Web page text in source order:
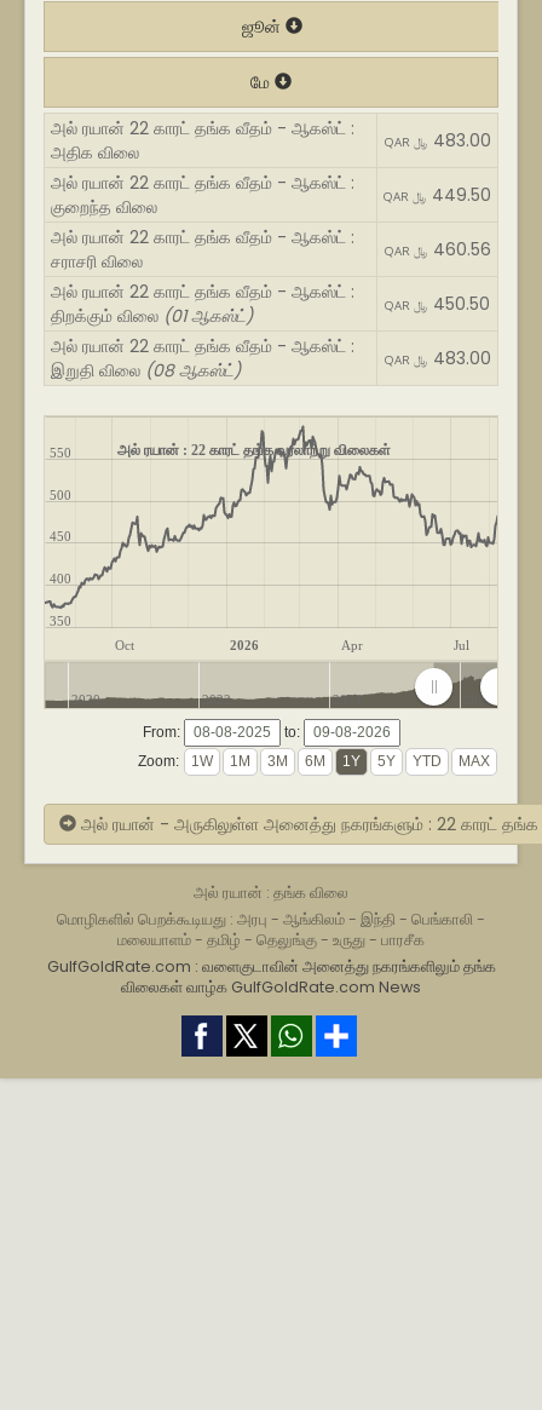
ஜூன்
மே
அல் ரயான் 22 காரட் தங்க வீதம் - ஆகஸ்ட் :
அதிக விலை
QAR ﷼ 483.00
அல் ரயான் 22 காரட் தங்க வீதம் - ஆகஸ்ட் :
குறைந்த விலை
QAR ﷼ 449.50
அல் ரயான் 22 காரட் தங்க வீதம் - ஆகஸ்ட் :
சராசரி விலை
QAR ﷼ 460.56
அல் ரயான் 22 காரட் தங்க வீதம் - ஆகஸ்ட் :
திறக்கும் விலை (01 ஆகஸ்ட்) QAR ﷼ 450.50
அல் ரயான் 22 காரட் தங்க வீதம் - ஆகஸ்ட் :
இறுதி விலை (08 ஆகஸ்ட்) QAR ﷼ 483.00
அல் ரயான் : 22 காரட் தங்க வரலாற்று விலைகள்
Oct 2026 Apr Jul
350
400
450
500
550
2020 2022 2024 2026
From:
to:
Zoom:
அல் ரயான் - அருகிலுள்ள அனைத்து நகரங்களும் : 22 காரட்
அல் ரயான் : தங்க விலை
மொழிகளில் பெறக்கூடியது : அரபு - ஆங்கிலம்- இந்தி - பெங்காலி -
மலையாளம்- தமிழ் - தெலுங்கு- உருது - பாரசீக
GulfGoldRate.com : வளைகுடாவின் அனைத்து நகரங்களிலும் தங்க
விலைகள் வாழ்க GulfGoldRate.com News